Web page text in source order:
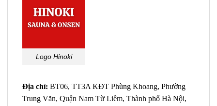
Logo Hinoki
Địa chỉ: BT06, TT3A KĐT Phùng Khoang, Phường
Trung Văn, Quận Nam Từ Liêm, Thành phố Hà Nội,